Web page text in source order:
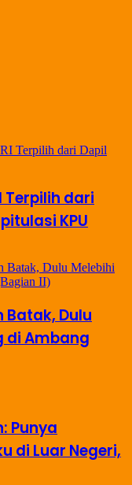
Terpilih dari
KPU
Batak, Dulu
di Ambang
Punya
di Luar Negeri,